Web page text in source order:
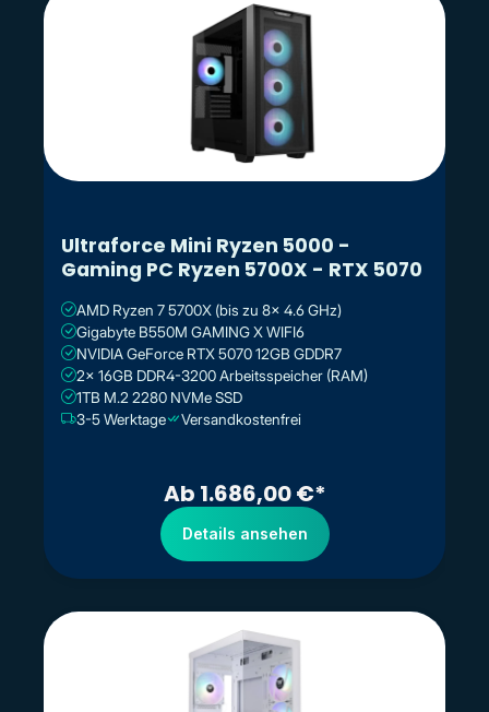
Ultraforce Mini Ryzen 5000 -
Gaming PC Ryzen 5700X - RTX 5070
AMD Ryzen 7 5700X (bis zu 8x 4.6 GHz)
Gigabyte B550M GAMING X WIFI6
NVIDIA GeForce RTX 5070 12GB GDDR7
2x 16GB DDR4-3200 Arbeitsspeicher (RAM)
1TB M.2 2280 NVMe SSD
3-5 Werktage
Versandkostenfrei
Ab 1.686,00 €*
Details ansehen